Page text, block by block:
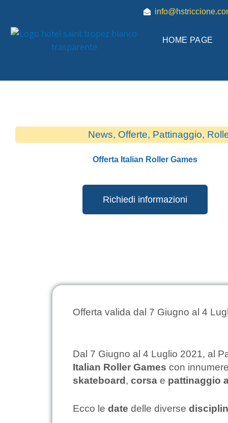
contenuto
HOME PAGE
News, Offerte, Pattinaggio,
Offerta Italian Roller Games
Richiedi informazioni
Offerta valida dal 7 Giugno al 4
Dal 7 Giugno al 4 Luglio 2021, al
Italian Roller Games con
skateboard , corsa e pattinaggio
Ecco le date delle diverse